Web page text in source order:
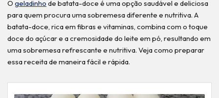
O geladinho de batata-doce é uma opção saudável e deliciosa
para quem procura uma sobremesa diferente e nutritiva. A
batata-doce, rica em fibras e vitaminas, combina com o toque
doce do açúcar e a cremosidade do leite em pó, resultando em
uma sobremesa refrescante e nutritiva. Veja como preparar
essa receita de maneira fácil e rápida.